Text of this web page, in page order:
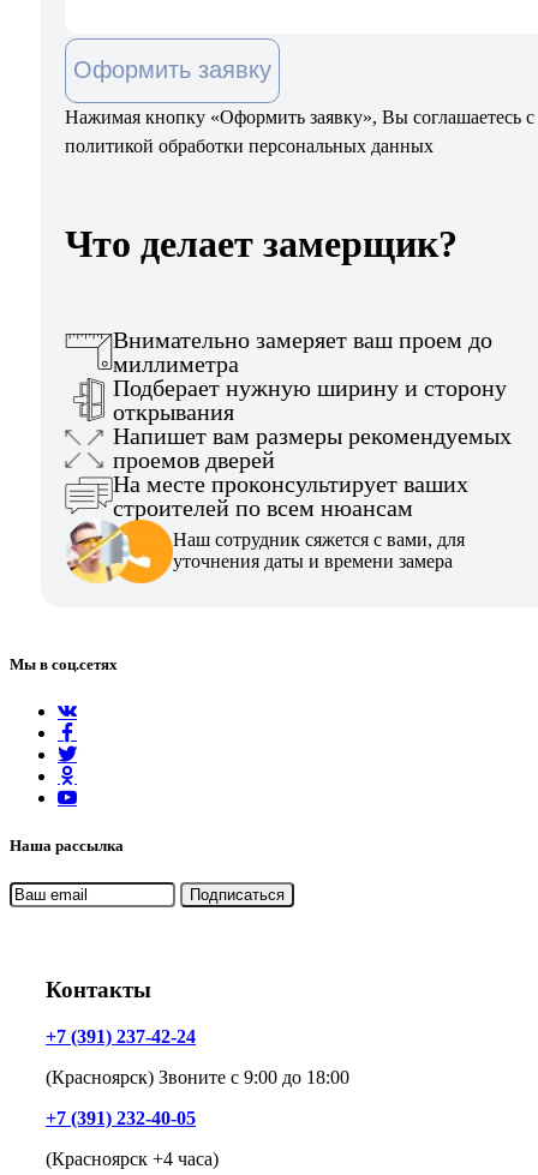
Оформить заявку
Нажимая кнопку «Оформить заявку», Вы соглашаетесь с
политикой обработки персональных данных
Что делает замерщик?
Внимательно замеряет ваш проем до
миллиметра
Подберает нужную ширину и сторону
открывания
Напишет вам размеры рекомендуемых
проемов дверей
На месте проконсультирует ваших
строителей по всем нюансам
Наш сотрудник сяжется с вами, для
уточнения даты и времени замера
Мы в соц.сетях
Наша рассылка
Контакты
+7 (391) 237-42-24
(Красноярск) Звоните с 9:00 до 18:00
+7 (391) 232-40-05
(Красноярск +4 часа)